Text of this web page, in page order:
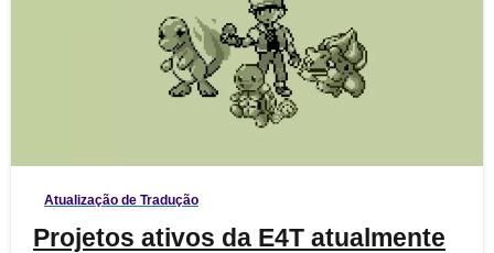
Atualização de Tradução
Projetos ativos da E4T atualmente